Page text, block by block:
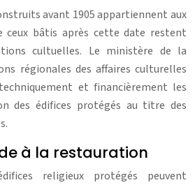
avant 1905 appartiennent aux
ceux bâtis après cette date restent
cultuelles. Le ministère de la
régionales des affaires culturelles
et financièrement les
des édifices protégés au titre des
à la restauration
religieux protégés peuvent